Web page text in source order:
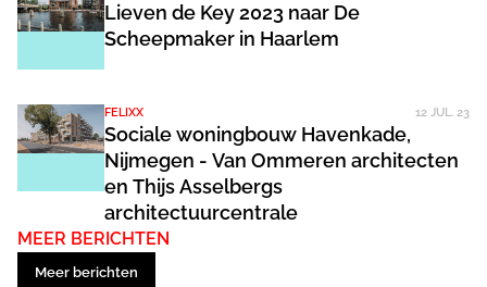
Lieven de Key 2023 naar De
Scheepmaker in Haarlem
FELIXX 12 JUL. 23
Sociale woningbouw Havenkade,
Nijmegen - Van Ommeren architecten
en Thijs Asselbergs
architectuurcentrale
MEER BERICHTEN
Meer berichten